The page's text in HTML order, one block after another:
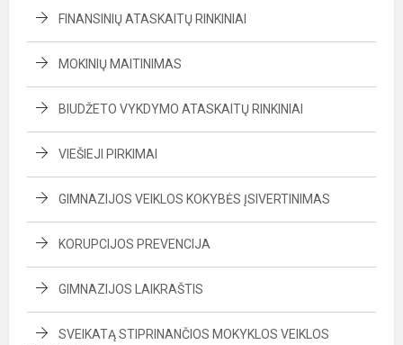
FINANSINIŲ ATASKAITŲ RINKINIAI
MOKINIŲ MAITINIMAS
BIUDŽETO VYKDYMO ATASKAITŲ RINKINIAI
VIEŠIEJI PIRKIMAI
GIMNAZIJOS VEIKLOS KOKYBĖS ĮSIVERTINIMAS
KORUPCIJOS PREVENCIJA
GIMNAZIJOS LAIKRAŠTIS
SVEIKATĄ STIPRINANČIOS MOKYKLOS VEIKLOS